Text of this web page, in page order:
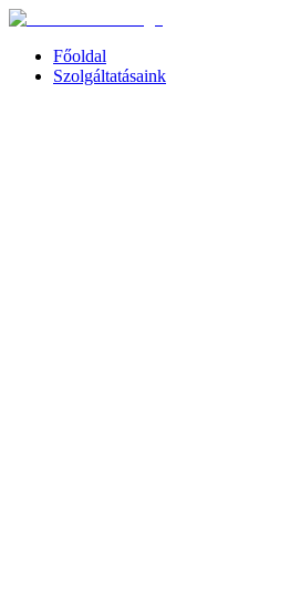
Főoldal
Szolgáltatásaink